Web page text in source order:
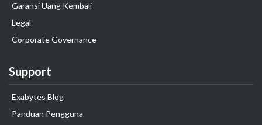
Garansi Uang Kembali
Legal
Corporate Governance
Support
Exabytes Blog
Panduan Pengguna